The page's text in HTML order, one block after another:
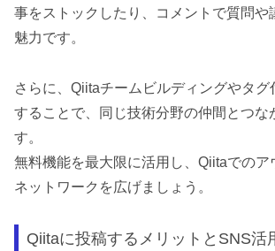
事をストックしたり、コメントで質問や
魅力です。
さらに、Qiitaチームビルディングやタグ
することで、同じ技術分野の仲間とつな
す。
無料機能を最大限に活用し、Qiitaでのア
ネットワークを広げましょう。
Qiitaに投稿するメリットとSNS活